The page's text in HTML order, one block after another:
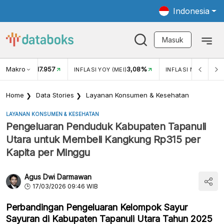
Indonesia
Masuk
Makro
USD/IDR 17.957 INFLASI YOY (MEI)3,08% INFLASI MOM (MEI)
Home Data Stories Layanan Konsumen & Kesehatan
LAYANAN KONSUMEN & KESEHATAN
Pengeluaran Penduduk Kabupaten Tapanuli
Utara untuk Membeli Kangkung Rp315 per
Kapita per Minggu
Agus Dwi Darmawan
17/03/2026 09:46 WIB
Perbandingan Pengeluaran Kelompok Sayur
Sayuran di Kabupaten Tapanuli Utara Tahun 2025